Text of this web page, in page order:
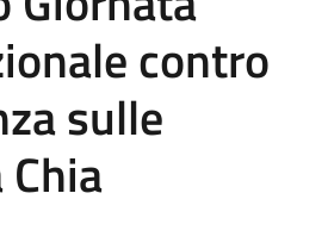
contro
sulle